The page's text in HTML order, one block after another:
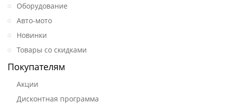
Оборудование
Авто-мото
Новинки
Товары со скидками
Покупателям
Акции
Дисконтная программа